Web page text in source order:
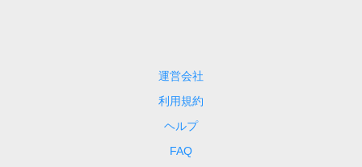
運営会社
利用規約
ヘルプ
FAQ